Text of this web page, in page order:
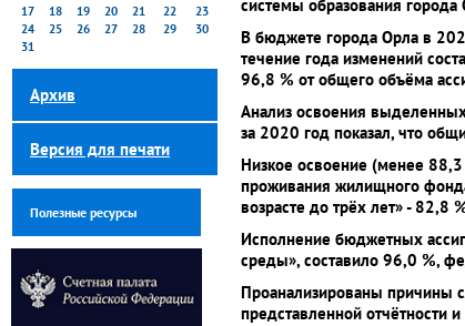
17
18 19 20 21 22
23
24
25 26 27 28 29
30
31
Архив
Версия для печати
Полезные ресурсы
системы образования
В бюджете города Орла в
течение года изменений
96,8 % от общего объёма
Анализ освоения
за 2020 год показал, что
Низкое освоение (менее
проживания жилищного
возрасте до трёх лет» - 82,8
Исполнение бюджетных
среды», составило 96,0 %,
Проанализированы причины
представленной